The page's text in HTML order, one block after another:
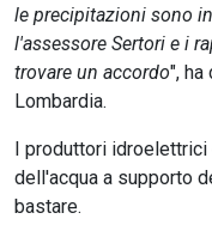
le precipitazioni sono
l'assessore Sertori e i
trovare un accordo", ha
Lombardia.
I produttori
dell'acqua a supporto
bastare.